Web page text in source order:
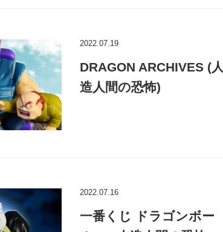
2022.07.19
DRAGON ARCHIVES (人
造人間の恐怖)
2022.07.16
一番くじ ドラゴンボー